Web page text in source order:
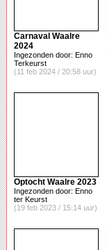
Carnaval Waalre
2024
Ingezonden door: Enno
Terkeurst
(11 feb 2024 / 20:58 uur)
Optocht Waalre 2023
Ingezonden door: Enno
ter Keurst
(19 feb 2023 / 15:14 uur)